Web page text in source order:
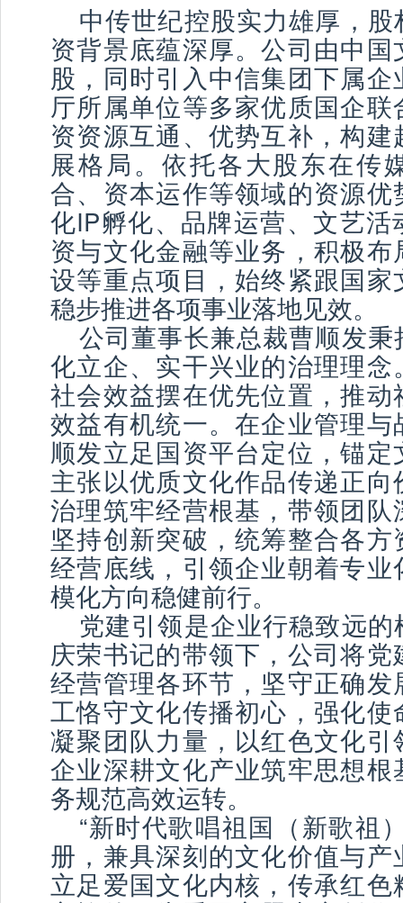
中传世纪控股实力雄厚，
资背景底蕴深厚。公司由中
股，同时引入中信集团下属
厅所属单位等多家优质国企
资资源互通、优势互补，构
展格局。依托各大股东在传
合、资本运作等领域的资源
化IP孵化、品牌运营、文艺活
资与文化金融等业务，积极
设等重点项目，始终紧跟国
稳步推进各项事业落地见效。
公司董事长兼总裁曹顺发
化立企、实干兴业的治理理
社会效益摆在优先位置，推
效益有机统一。在企业管理
顺发立足国资平台定位，锚
主张以优质文化作品传递正
治理筑牢经营根基，带领团
坚持创新突破，统筹整合各
经营底线，引领企业朝着专
模化方向稳健前行。
党建引领是企业行稳致远
庆荣书记的带领下，公司将
经营管理各环节，坚守正确
工恪守文化传播初心，强化
凝聚团队力量，以红色文化
企业深耕文化产业筑牢思想
务规范高效运转。
“新时代歌唱祖国（新歌祖
册，兼具深刻的文化价值与
立足爱国文化内核，传承红